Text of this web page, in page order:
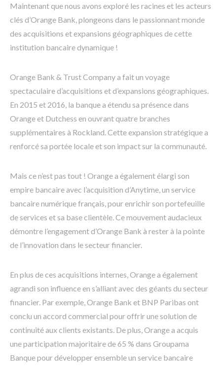
Maintenant que nous avons exploré les racines et les acteurs
clés d’Orange Bank, plongeons dans le passionnant monde
des acquisitions et expansions géographiques de cette
institution bancaire dynamique !
Orange Bank & Trust Company a fait un voyage
spectaculaire d’acquisitions et d’expansions géographiques.
En 2015 et 2016, la banque a étendu sa présence dans
Orange et Dutchess en ouvrant quatre branches
supplémentaires à Rockland. Cette expansion stratégique a
renforcé sa portée locale et son impact sur la communauté.
Mais ce n’est pas tout ! Orange a également élargi son
empire bancaire avec l’acquisition d’Anytime, un service
bancaire numérique français, pour enrichir son portefeuille
de services et sa base clientèle. Ce mouvement audacieux
démontre l’engagement d’Orange Bank à rester à la pointe
de l’innovation dans le secteur financier.
En plus de ces acquisitions internes, Orange a également
agrandi son influence en s’alliant avec des géants du secteur
financier. Par exemple, Orange Bank et BNP Paribas ont
conclu un accord commercial pour offrir une solution de
continuité aux clients existants. De plus, Orange a acquis
une participation majoritaire de 65 % dans Groupama
Banque pour développer ensemble un service bancaire